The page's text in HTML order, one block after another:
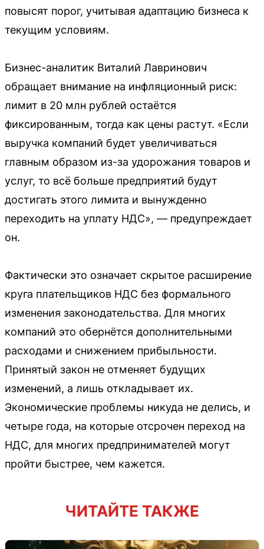
повысят порог, учитывая адаптацию бизнеса к
текущим условиям.
Бизнес-аналитик Виталий Лавринович
обращает внимание на инфляционный риск:
лимит в 20 млн рублей остаётся
фиксированным, тогда как цены растут. «Если
выручка компаний будет увеличиваться
главным образом из-за удорожания товаров и
услуг, то всё больше предприятий будут
достигать этого лимита и вынужденно
переходить на уплату НДС», — предупреждает
он.
Фактически это означает скрытое расширение
круга плательщиков НДС без формального
изменения законодательства. Для многих
компаний это обернётся дополнительными
расходами и снижением прибыльности.
Принятый закон не отменяет будущих
изменений, а лишь откладывает их.
Экономические проблемы никуда не делись, и
четыре года, на которые отсрочен переход на
НДС, для многих предпринимателей могут
пройти быстрее, чем кажется.
ЧИТАЙТЕ ТАКЖЕ